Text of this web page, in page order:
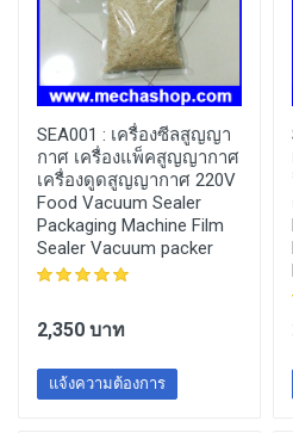
SEA001 : เครื่องซีลสูญญา
กาศ เครื่องแพ็คสูญญากาศ
เครื่องดูดสูญญากาศ 220V
Food Vacuum Sealer
Packaging Machine Film
Sealer Vacuum packer
2,350 บาท
แจ้งความต้องการ